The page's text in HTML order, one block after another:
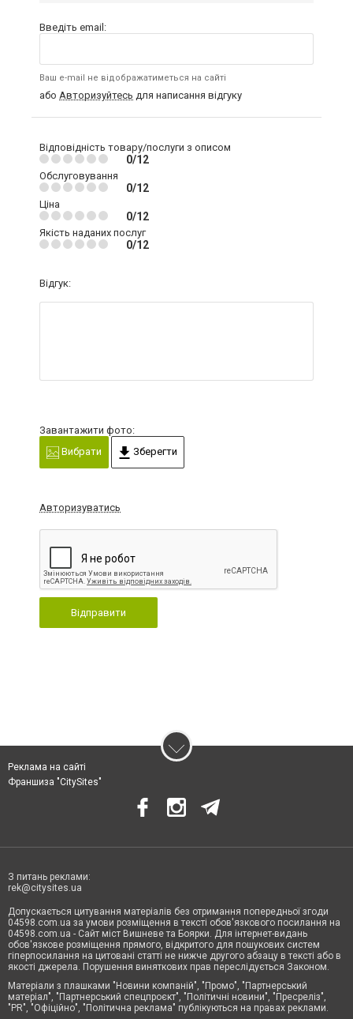
Введіть email:
Ваш e-mail не відображатиметься на сайті
або Авторизуйтесь для написання відгуку
Відповідність товару/послуги з описом
0/12
Обслуговування
0/12
Ціна
0/12
Якість наданих послуг
0/12
Відгук:
Завантажити фото:
Вибрати
Зберегти
Авторизуватись
Відправити
Реклама на сайті
Франшиза "CitySites"
З питань реклами:
rek@citysites.ua
Допускається цитування матеріалів без отримання попередньої згоди
04598.com.ua за умови розміщення в тексті обов'язкового посилання на
04598.com.ua - Сайт міст Вишневе та Боярки. Для інтернет-видань
обов'язкове розміщення прямого, відкритого для пошукових систем
гіперпосилання на цитовані статті не нижче другого абзацу в тексті або в
якості джерела. Порушення виняткових прав переслідується Законом.
Матеріали з плашками "Новини компаній", "Промо", "Партнерський
матеріал", "Партнерський спецпроєкт", "Політичні новини", "Пресреліз",
"PR", "Офіційно", "Політична реклама" публікуються на правах реклами.